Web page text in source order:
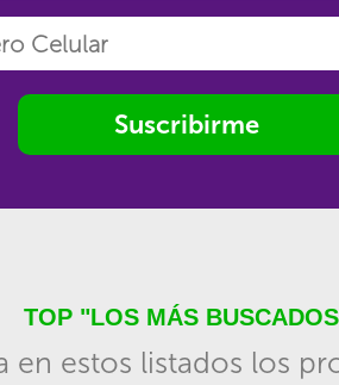
Suscribirme
TOP "LOS MÁS
en estos listados los